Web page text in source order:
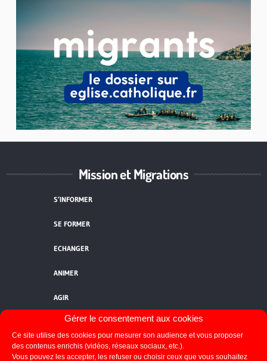
Gérer le consentement aux cookies
Ce site utilise des cookies pour mesurer son audience et vous proposer
des contenus enrichis (vidéos, réseaux sociaux, etc.).
Vous pouvez les accepter, les refuser ou choisir ceux que vous souhaitez
Mission et Migrations
S’INFORMER
SE FORMER
ECHANGER
ANIMER
AGIR
QUI SOMMES-NOUS ?
NOUS CONTACTER